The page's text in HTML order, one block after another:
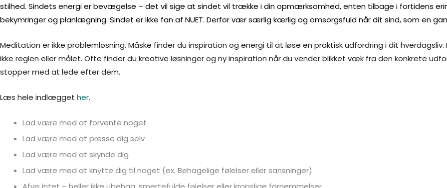
stilhed. Sindets energi er bevægelse – det vil sige at sindet vil trække i din opmærksomhed, enten tilbage i fortidens
bekymringer og planlægning. Sindet er ikke fan af NUET. Derfor vær særlig kærlig og omsorgsfuld når dit sind, som en
Meditation er ikke problemløsning. Måske finder du inspiration og energi til at løse en praktisk udfordring i dit
ikke reglen eller målet. Ofte finder du kreative løsninger og ny inspiration når du vender blikket væk fra den konkrete
stopper med at lede efter dem.
Læs hele indlægget her.
Lad være med at forvente noget
Lad være med at presse dig selv
Lad være med at skynde dig
Lad være med at knytte dig til noget (ex. Behagelige følelser eller sansninger)